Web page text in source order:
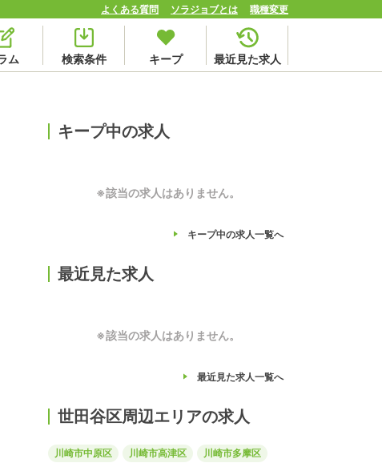
よくある質問 ソラジョブとは 職種変更
ム 検索条件 キープ 最近見た求人
キープ中の求人
※該当の求人はありません。
キープ中の求人一覧へ
最近見た求人
※該当の求人はありません。
最近見た求人一覧へ
世田谷区周辺エリアの求人
川崎市中原区 川崎市高津区 川崎市多摩区